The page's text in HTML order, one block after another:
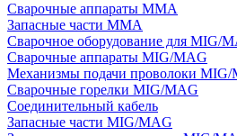
Сварочные аппараты MMA
Запасные части MMA
Сварочное оборудование для MIG/
Сварочные аппараты MIG/MAG
Механизмы подачи проволоки MIG/
Сварочные горелки MIG/MAG
Соединительный кабель
Запасные части MIG/MAG